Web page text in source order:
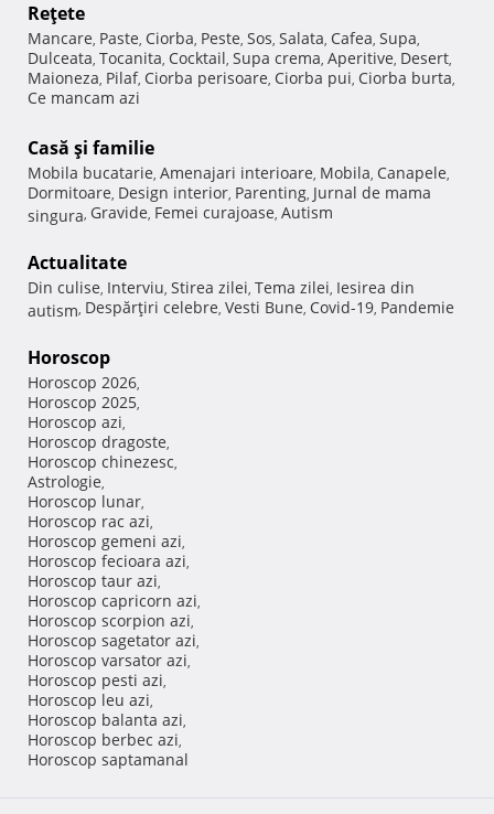
Reţete
Mancare, Paste, Ciorba, Peste, Sos, Salata, Cafea, Supa,
Dulceata, Tocanita, Cocktail, Supa crema, Aperitive, Desert,
Maioneza, Pilaf, Ciorba perisoare, Ciorba pui, Ciorba burta,
Ce mancam azi
Casă şi familie
Mobila bucatarie, Amenajari interioare, Mobila, Canapele,
Dormitoare, Design interior, Parenting, Jurnal de mama
singura, Gravide, Femei curajoase, Autism
Actualitate
Din culise, Interviu, Stirea zilei, Tema zilei, Iesirea din
autism, Despărţiri celebre, Vesti Bune, Covid-19, Pandemie
Horoscop
Horoscop 2026,
Horoscop 2025,
Horoscop azi,
Horoscop dragoste,
Horoscop chinezesc,
Astrologie,
Horoscop lunar,
Horoscop rac azi,
Horoscop gemeni azi,
Horoscop fecioara azi,
Horoscop taur azi,
Horoscop capricorn azi,
Horoscop scorpion azi,
Horoscop sagetator azi,
Horoscop varsator azi,
Horoscop pesti azi,
Horoscop leu azi,
Horoscop balanta azi,
Horoscop berbec azi,
Horoscop saptamanal